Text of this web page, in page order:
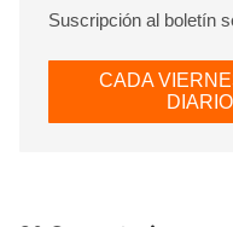
Suscripción al boletín
CADA